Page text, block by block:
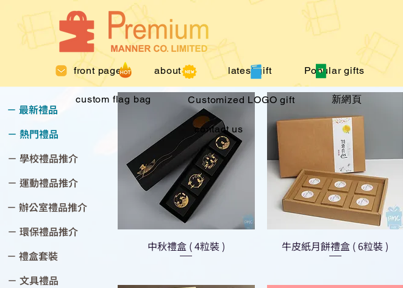
front page about us latest gift Popular gifts
custom flag bag Customized LOGO gift 新網頁
contact us
－ 最新禮品
－ 熱門禮品
－ 學校禮品推介
－ 運動禮品推介
－ 辦公室禮品推介
－ 環保禮品推介
－ 禮盒套裝
－ 文具禮品
中秋禮盒 ( 4粒裝 ) 牛皮紙月餅禮盒 ( 6粒裝 )